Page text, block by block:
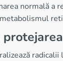
normală a